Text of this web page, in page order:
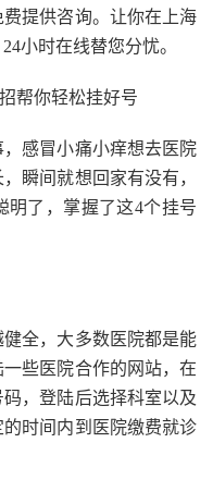
提供咨询。让你在上海
小时在线替您分忧。
帮你轻松挂好号
感冒小痛小痒想去医院
瞬间就想回家有没有，
明了，掌握了这4个挂号
全，大多数医院都是能
些医院合作的网站，在
码，登陆后选择科室以及
时间内到医院缴费就诊